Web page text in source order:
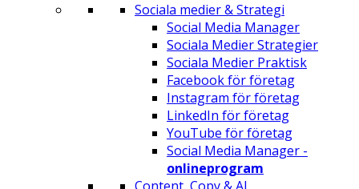
Sociala medier & Strategi
Social Media Manager
Sociala Medier Strategier
Sociala Medier Praktisk
Facebook för företag
Instagram för företag
LinkedIn för företag
YouTube för företag
Social Media Manager -
onlineprogram